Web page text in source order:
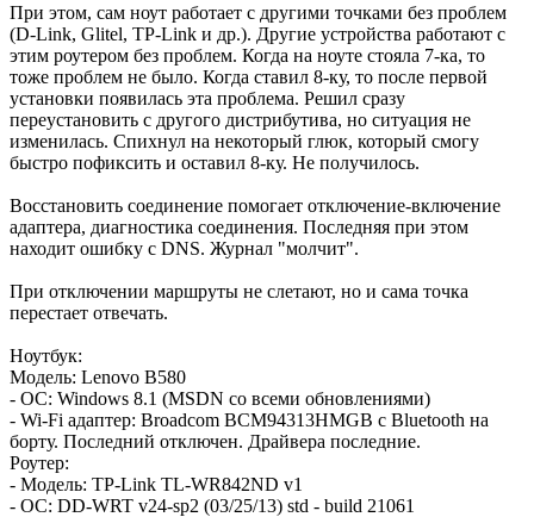
При этом, сам ноут работает с другими точками без проблем
(D-Link, Glitel, TP-Link и др.). Другие устройства работают с
этим роутером без проблем. Когда на ноуте стояла 7-ка, то
тоже проблем не было. Когда ставил 8-ку, то после первой
установки появилась эта проблема. Решил сразу
переустановить с другого дистрибутива, но ситуация не
изменилась. Спихнул на некоторый глюк, который смогу
быстро пофиксить и оставил 8-ку. Не получилось.
Восстановить соединение помогает отключение-включение
адаптера, диагностика соединения. Последняя при этом
находит ошибку с DNS. Журнал "молчит".
При отключении маршруты не слетают, но и сама точка
перестает отвечать.
Ноутбук:
Модель: Lenovo B580
- ОС: Windows 8.1 (MSDN со всеми обновлениями)
- Wi-Fi адаптер: Broadcom BCM94313HMGB с Bluetooth на
борту. Последний отключен. Драйвера последние.
Роутер:
- Модель: TP-Link TL-WR842ND v1
- ОС: DD-WRT v24-sp2 (03/25/13) std - build 21061